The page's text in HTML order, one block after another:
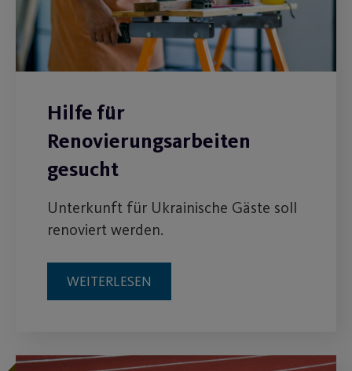
Hilfe für
Renovierungsarbeiten
gesucht
Unterkunft für Ukrainische Gäste soll
renoviert werden.
WEITERLESEN